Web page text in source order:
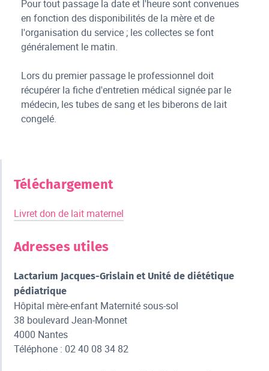
Pour tout passage la date et l'heure sont convenues
en fonction des disponibilités de la mère et de
l'organisation du service ; les collectes se font
généralement le matin.
Lors du premier passage le professionnel doit
récupérer la fiche d'entretien médical signée par le
médecin, les tubes de sang et les biberons de lait
congelé.
Téléchargement
Livret don de lait maternel
Adresses utiles
Lactarium Jacques-Grislain et Unité de diététique
pédiatrique
Hôpital mère-enfant Maternité sous-sol
38 boulevard Jean-Monnet
4000 Nantes
Téléphone : 02 40 08 34 82